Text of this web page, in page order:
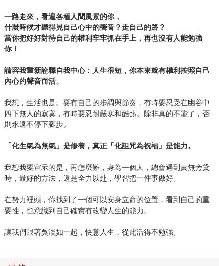
一路走來，看遍各種人間風景的你，
什麼時候才聽得見自己心中的聲音？走自己的路？
當你把好好對待自己的權利牢牢抓在手上，再也沒有人能勉強
你！
請容我重新詮釋自我中心：人生很短，你本來就有權利按照自己
內心的聲音而活。
我想，生活也是。要有自己的步調與節奏，有時要忍受在幽谷中
四下無人的寂寞，有時要忍耐嚴寒和酷熱。除非真的不能了，否
則永遠不停下腳步。
「化生氣為無氣」是修養，真正「化詛咒為祝福」是能力。
我想我要宣示的是，再怎麼難，身為一個人，總會遇到責無旁貸
時，最好的方法，還是全力以赴，學習把一件事做好。
在努力裡頭，你找到了一個可以安身立命的位置，看到自己的重
要性，也意識到自己確實有改變人生的能力。
讓我們跟著吳淡如一起，快意人生，從此活得不勉強。